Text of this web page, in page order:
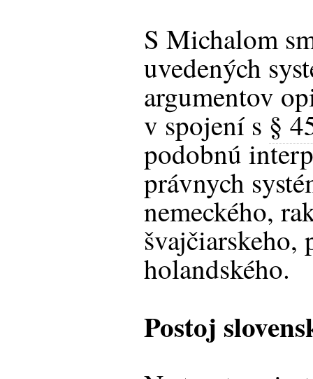
S Michalom
uvedených
argumentov
v spojení s §
podobnú
právnych
nemeckého,
švajčiarskeho,
holandského.
Postoj